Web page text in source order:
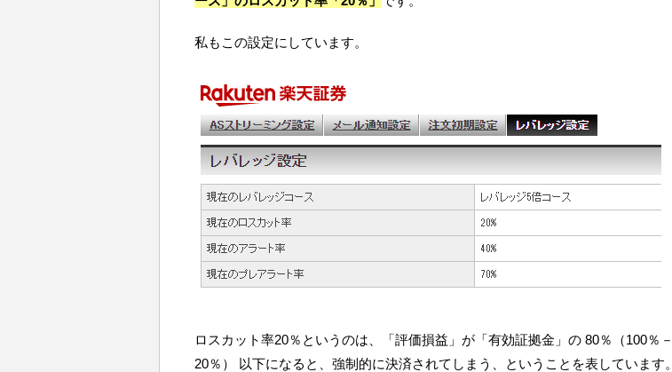
私もこの設定にしています。
ロスカット率20％というのは、「評価損益」が「有効証拠金」の 80％（100％－
20％） 以下になると、強制的に決済されてしまう、ということを表しています。